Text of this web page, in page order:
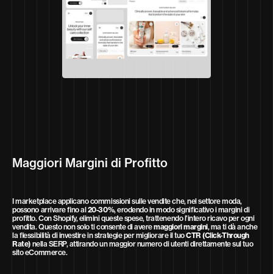
Maggiori Margini di Profitto
I marketplace applicano commissioni sulle vendite che, nel settore moda,
possono arrivare fino al20-30%, erodendo in modo significativo i margini di
profitto. Con Shopify, elimini queste spese, trattenendo l’intero ricavo per ogni
vendita. Questo non solo ti consente di averemaggiori margini, ma ti dà anche
la flessibilità di investire in strategie per migliorare il tuoCTR (Click-Through
Rate)nella SERP, attirando un maggior numero di utenti direttamente sul tuo
sito eCommerce.